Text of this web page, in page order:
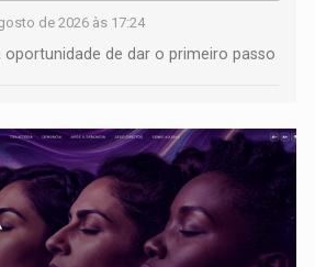
de 2026 às 17:24
oportunidade de dar o primeiro passo